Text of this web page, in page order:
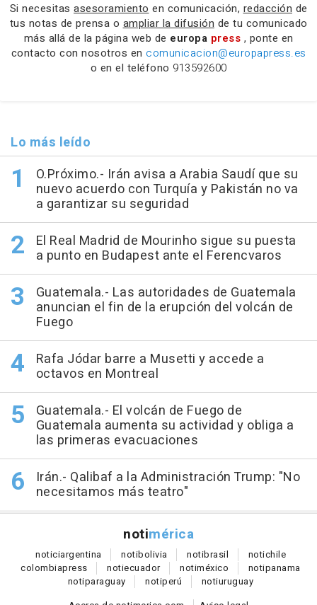
Si necesitas asesoramiento en comunicación, redacción de
tus notas de prensa o ampliar la difusión de tu comunicado
más allá de la página web de europa press , ponte en
contacto con nosotros en comunicacion@europapress.es
o en el teléfono 913592600
Lo más leído
O.Próximo.- Irán avisa a Arabia Saudí que su
nuevo acuerdo con Turquía y Pakistán no va
a garantizar su seguridad
El Real Madrid de Mourinho sigue su puesta
a punto en Budapest ante el Ferencvaros
Guatemala.- Las autoridades de Guatemala
anuncian el fin de la erupción del volcán de
Fuego
Rafa Jódar barre a Musetti y accede a
octavos en Montreal
Guatemala.- El volcán de Fuego de
Guatemala aumenta su actividad y obliga a
las primeras evacuaciones
Irán.- Qalibaf a la Administración Trump: "No
necesitamos más teatro"
notimérica
noticiargentina notibolivia notibrasil notichile
colombiapress notiecuador notiméxico notipanama
notiparaguay notiperú notiuruguay